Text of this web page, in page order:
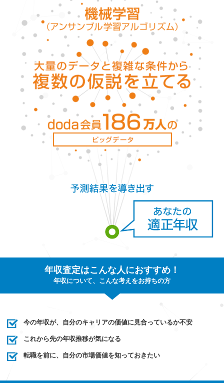
年収査定はこんな人におすすめ！
年収について、こんな考えをお持ちの方
今の年収が、自分のキャリアの価値に見合っているか不安
これから先の年収推移が気になる
転職を前に、自分の市場価値を知っておきたい